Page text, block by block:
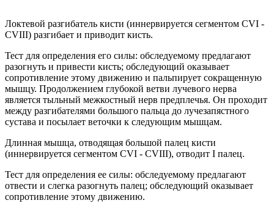
Локтевой разгибатель кисти (иннервируется сегментом CVI -
СVIII) разгибает и приводит кисть.
Тест для определения его силы: обследуемому предлагают
разогнуть и привести кисть; обследующий оказывает
сопротивление этому движению и пальпирует сокращенную
мышцу. Продолжением глубокой ветви лучевого нерва
является тыльный межкостный нерв предплечья. Он проходит
между разгибателями большого пальца до лучезапястного
сустава и посылает веточки к следующим мышцам.
Длинная мышца, отводящая большой палец кисти
(иннервируется сегментом CVI - CVIII), отводит I палец.
Тест для определения ее силы: обследуемому предлагают
отвести и слегка разогнуть палец; обследующий оказывает
сопротивление этому движению.